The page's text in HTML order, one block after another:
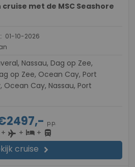
met de MSC Seashore
01-10-2026
op Zee, Ocean Cay, Port
Cay, Nassau, Port
p.p.
+ flight + hotel+ directions_bus
cruise chevron_right